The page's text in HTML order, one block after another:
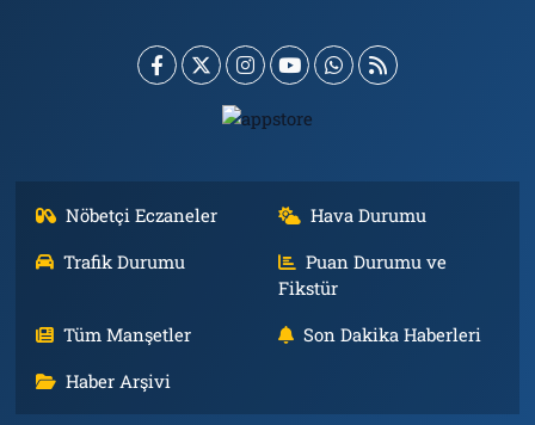
Nöbetçi Eczaneler
Hava Durumu
Trafik Durumu
Puan Durumu ve
Fikstür
Tüm Manşetler
Son Dakika Haberleri
Haber Arşivi